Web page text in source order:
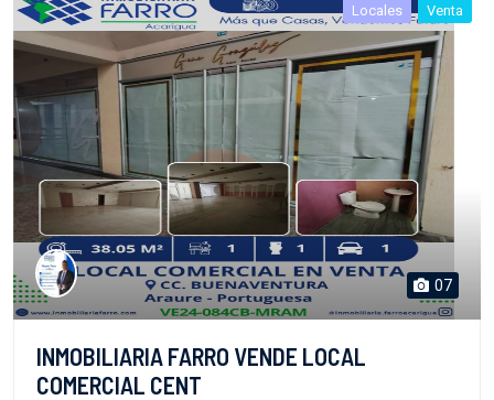
Locales Venta
07
INMOBILIARIA FARRO VENDE LOCAL
COMERCIAL CENT